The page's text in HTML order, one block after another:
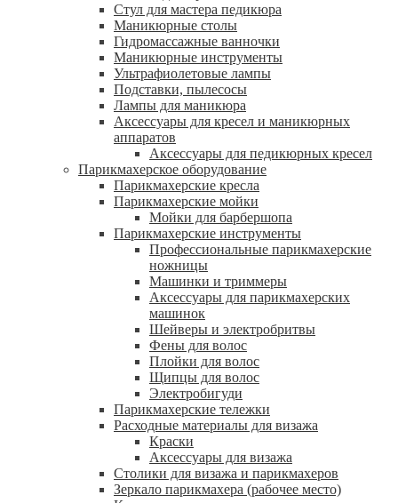
Стул для мастера педикюра
Маникюрные столы
Гидромассажные ванночки
Маникюрные инструменты
Ультрафиолетовые лампы
Подставки, пылесосы
Лампы для маникюра
Аксессуары для кресел и маникюрных
аппаратов
Аксессуары для педикюрных кресел
Парикмахерское оборудование
Парикмахерские кресла
Парикмахерские мойки
Мойки для барбершопа
Парикмахерские инструменты
Профессиональные парикмахерские
ножницы
Машинки и триммеры
Аксессуары для парикмахерских
машинок
Шейверы и электробритвы
Фены для волос
Плойки для волос
Щипцы для волос
Электробигуди
Парикмахерские тележки
Расходные материалы для визажа
Краски
Аксессуары для визажа
Столики для визажа и парикмахеров
Зеркало парикмахера (рабочее место)